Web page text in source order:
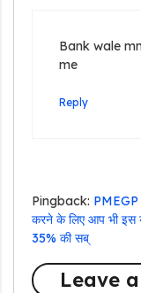
Bank wale
me
Reply
Pingback:
करने के लिए आप भी इस
35% की सब्
Leave